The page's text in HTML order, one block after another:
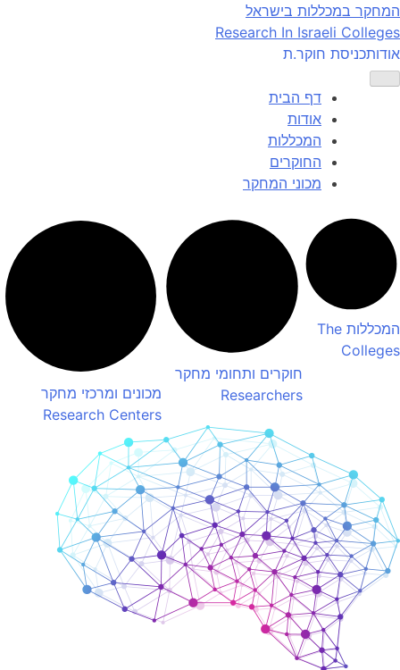
Skip
to
content
המחקר במכללות בישראל
Research In Israeli Colleges
אודותכניסת חוקר.ת
דף הבית
אודות
המכללות
החוקרים
מכוני המחקר
המכללות The
Colleges
חוקרים ותחומי מחקר
Researchers
מכונים ומרכזי מחקר
Research Centers